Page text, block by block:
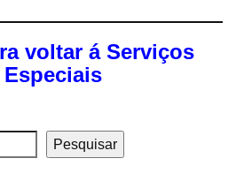
voltar á Serviços
Pesquisar